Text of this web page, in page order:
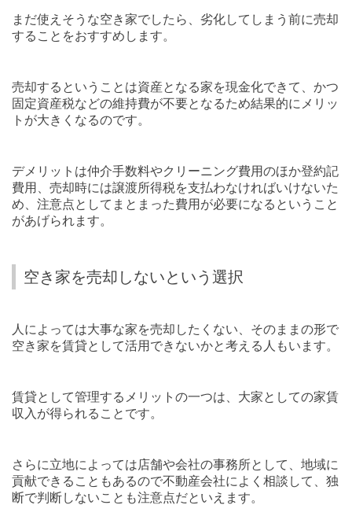
まだ使えそうな空き家でしたら、劣化してしまう前に売却
することをおすすめします。
売却するということは資産となる家を現金化できて、かつ
固定資産税などの維持費が不要となるため結果的にメリッ
トが大きくなるのです。
デメリットは仲介手数料やクリーニング費用のほか登約記
費用、売却時には譲渡所得税を支払わなければいけないた
め、注意点としてまとまった費用が必要になるということ
があげられます。
空き家を売却しないという選択
人によっては大事な家を売却したくない、そのままの形で
空き家を賃貸として活用できないかと考える人もいます。
賃貸として管理するメリットの一つは、大家としての家賃
収入が得られることです。
さらに立地によっては店舗や会社の事務所として、地域に
貢献できることもあるので不動産会社によく相談して、独
断で判断しないことも注意点だといえます。